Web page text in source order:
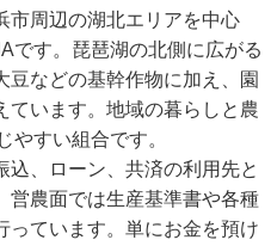
市周辺の湖北エリアを中心
です。琵琶湖の北側に広がる
豆などの基幹作物に加え、園
ています。地域の暮らしと農
やすい組合です。
、ローン、共済の利用先と
営農面では生産基準書や各種
っています。単にお金を預け